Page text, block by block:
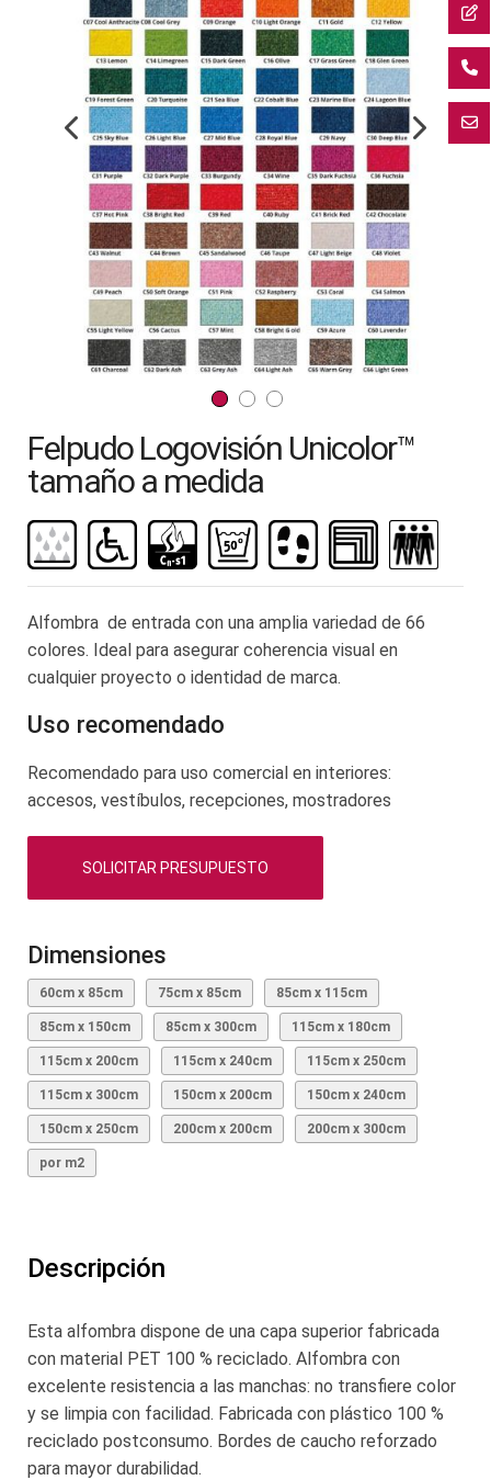
imágenes
al
comienzo
de
la
galería
de
imágenes
Felpudo Logovisión Unicolor™
tamaño a medida
Alfombra de entrada con una amplia variedad de 66
colores. Ideal para asegurar coherencia visual en
cualquier proyecto o identidad de marca.
Uso recomendado
Recomendado para uso comercial en interiores:
accesos, vestíbulos, recepciones, mostradores
SOLICITAR PRESUPUESTO
Dimensiones
60cm x 85cm 75cm x 85cm 85cm x 115cm
85cm x 150cm 85cm x 300cm 115cm x 180cm
115cm x 200cm 115cm x 240cm 115cm x 250cm
115cm x 300cm 150cm x 200cm 150cm x 240cm
150cm x 250cm 200cm x 200cm 200cm x 300cm
por m2
Descripción
Esta alfombra dispone de una capa superior fabricada
con material PET 100 % reciclado. Alfombra con
excelente resistencia a las manchas: no transfiere color
y se limpia con facilidad. Fabricada con plástico 100 %
reciclado postconsumo. Bordes de caucho reforzado
para mayor durabilidad.